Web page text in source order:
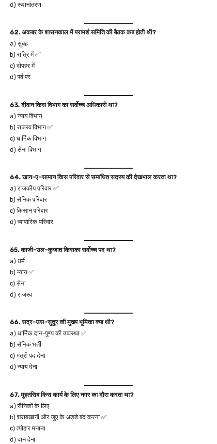
d) स्थानांतरण
62. अकबर के शासनकाल में परामर्श समिति की बैठक कब होती थी?
a) सुबह
b) रात्रि में ✅
c) दोपहर में
d) पर्व पर
63. दीवान किस विभाग का सर्वोच्च अधिकारी था?
a) न्याय विभाग
b) राजस्व विभाग ✅
c) धार्मिक विभाग
d) सेना विभाग
64. खान-ए-सामान किस परिवार से सम्बंधित सदस्य की देखभाल करता था?
a) राजकीय परिवार ✅
b) सैनिक परिवार
c) किसान परिवार
d) व्यापारिक परिवार
65. काजी-उल-कुजात किसका सर्वोच्च पद था?
a) धर्म
b) न्याय ✅
c) सेना
d) राजस्व
66. सद्र-उस-सुदूर की मुख्य भूमिका क्या थी?
a) धार्मिक दान-पुण्य की व्यवस्था ✅
b) सैनिक भर्ती
c) मंत्री पद देना
d) न्याय देना
67. मुहतसिब किस कार्य के लिए नगर का दौरा करता था?
a) सैनिकों के लिए
b) शराबखानों और जुए के अड्डे बंद करना ✅
c) त्योहार मनाना
d) दान देना